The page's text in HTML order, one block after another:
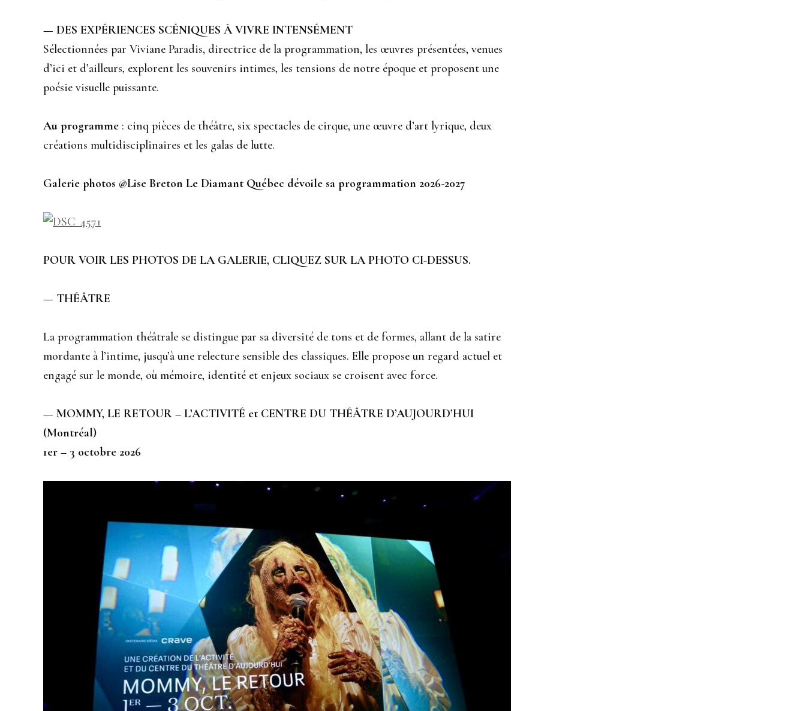
— DES EXPÉRIENCES SCÉNIQUES À VIVRE INTENSÉMENT
Sélectionnées par Viviane Paradis, directrice de la programmation, les œuvres présentées, venues
d’ici et d’ailleurs, explorent les souvenirs intimes, les tensions de notre époque et proposent une
poésie visuelle puissante.
Au programme : cinq pièces de théâtre, six spectacles de cirque, une œuvre d’art lyrique, deux
créations multidisciplinaires et les galas de lutte.
Galerie photos @Lise Breton Le Diamant Québec dévoile sa programmation 2026-2027
POUR VOIR LES PHOTOS DE LA GALERIE, CLIQUEZ SUR LA PHOTO CI-DESSUS.
— THÉÂTRE
La programmation théâtrale se distingue par sa diversité de tons et de formes, allant de la satire
mordante à l’intime, jusqu’à une relecture sensible des classiques. Elle propose un regard actuel et
engagé sur le monde, où mémoire, identité et enjeux sociaux se croisent avec force.
— MOMMY, LE RETOUR – L’ACTIVITÉ et CENTRE DU THÉÂTRE D’AUJOURD’HUI
(Montréal)
1er – 3 octobre 2026